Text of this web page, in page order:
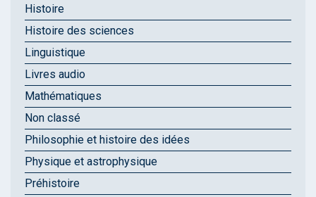
Histoire
Histoire des sciences
Linguistique
Livres audio
Mathématiques
Non classé
Philosophie et histoire des idées
Physique et astrophysique
Préhistoire